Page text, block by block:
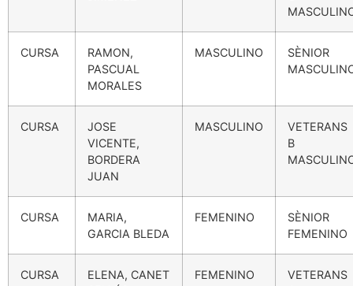
CURSA
RAMON,
PASCUAL
MORALES
MASCULINO
SÈNIOR
CURSA
JOSE
VICENTE,
BORDERA
JUAN
MASCULINO
VETERANS
B
CURSA
MARIA,
GARCIA BLEDA
FEMENINO
SÈNIOR
FEMENINO
CURSA
ELENA, CANET
FEMENINO
VETERANS